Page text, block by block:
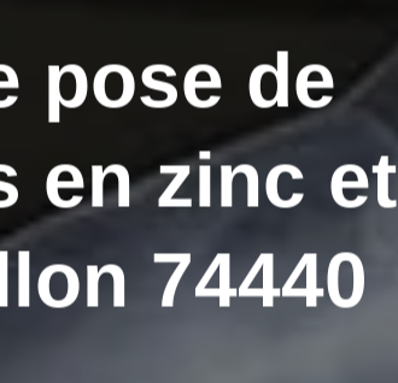
pose de
en zinc et
74440